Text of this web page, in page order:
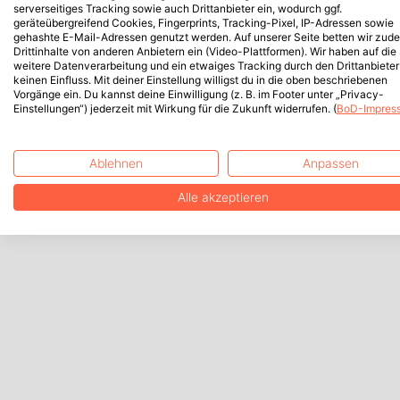
serverseitiges Tracking sowie auch Drittanbieter ein, wodurch ggf.
geräteübergreifend Cookies, Fingerprints, Tracking-Pixel, IP-Adressen sowie
gehashte E-Mail-Adressen genutzt werden. Auf unserer Seite betten wir
Drittinhalte von anderen Anbietern ein (Video-Plattformen). Wir haben auf die
weitere Datenverarbeitung und ein etwaiges Tracking durch den Drittanbieter
keinen Einfluss. Mit deiner Einstellung willigst du in die oben beschriebenen
Vorgänge ein. Du kannst deine Einwilligung (z. B. im Footer unter „Privacy-
Einstellungen“) jederzeit mit Wirkung für die Zukunft widerrufen. (BoD-
Ablehnen Anpassen
Alle akzeptieren